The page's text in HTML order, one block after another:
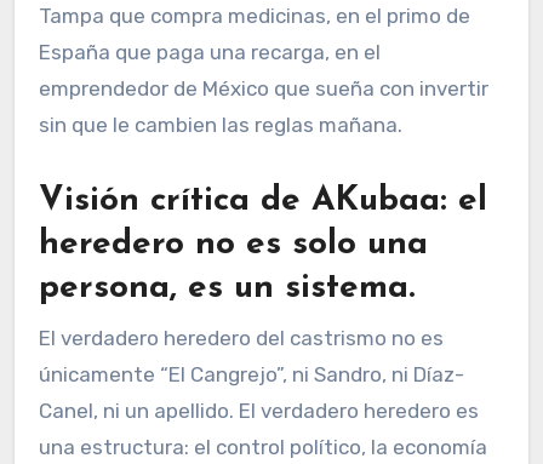
Tampa que compra medicinas, en el primo de
España que paga una recarga, en el
emprendedor de México que sueña con invertir
sin que le cambien las reglas mañana.
Visión crítica de AKubaa: el
heredero no es solo una
persona, es un sistema.
El verdadero heredero del castrismo no es
únicamente “El Cangrejo”, ni Sandro, ni Díaz-
Canel, ni un apellido. El verdadero heredero es
una estructura: el control político, la economía